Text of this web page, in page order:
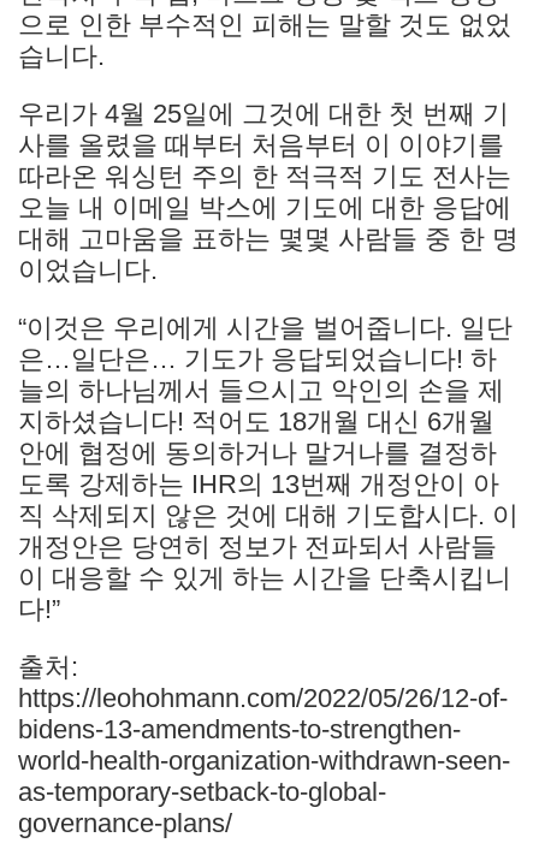
으로 인한 부수적인 피해는 말할 것도 없었
습니다.
우리가 4월 25일에 그것에 대한 첫 번째 기
사를 올렸을 때부터 처음부터 이 이야기를
따라온 워싱턴 주의 한 적극적 기도 전사는
오늘 내 이메일 박스에 기도에 대한 응답에
대해 고마움을 표하는 몇몇 사람들 중 한 명
이었습니다.
“이것은 우리에게 시간을 벌어줍니다. 일단
은…일단은… 기도가 응답되었습니다! 하
늘의 하나님께서 들으시고 악인의 손을 제
지하셨습니다! 적어도 18개월 대신 6개월
안에 협정에 동의하거나 말거나를 결정하
도록 강제하는 IHR의 13번째 개정안이 아
직 삭제되지 않은 것에 대해 기도합시다. 이
개정안은 당연히 정보가 전파되서 사람들
이 대응할 수 있게 하는 시간을 단축시킵니
다!”
출처:
https://leohohmann.com/2022/05/26/12-of-
bidens-13-amendments-to-strengthen-
world-health-organization-withdrawn-seen-
as-temporary-setback-to-global-
governance-plans/